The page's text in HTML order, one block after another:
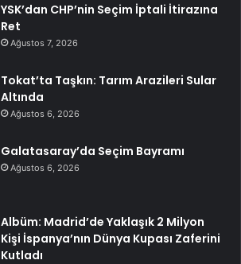
YSK’dan CHP’nin Seçim İptali İtirazına
Ret
Ağustos 7, 2026
Tokat’ta Taşkın: Tarım Arazileri Sular
Altında
Ağustos 6, 2026
Galatasaray’da Seçim Bayramı
Ağustos 6, 2026
Albüm: Madrid’de Yaklaşık 2 Milyon
Kişi İspanya’nın Dünya Kupası Zaferini
Kutladı